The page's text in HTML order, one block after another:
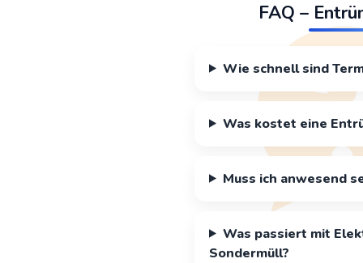
FAQ –
Wie schnell sind
Was kostet eine
Muss ich anwesend
Was passiert mit
Sondermüll?